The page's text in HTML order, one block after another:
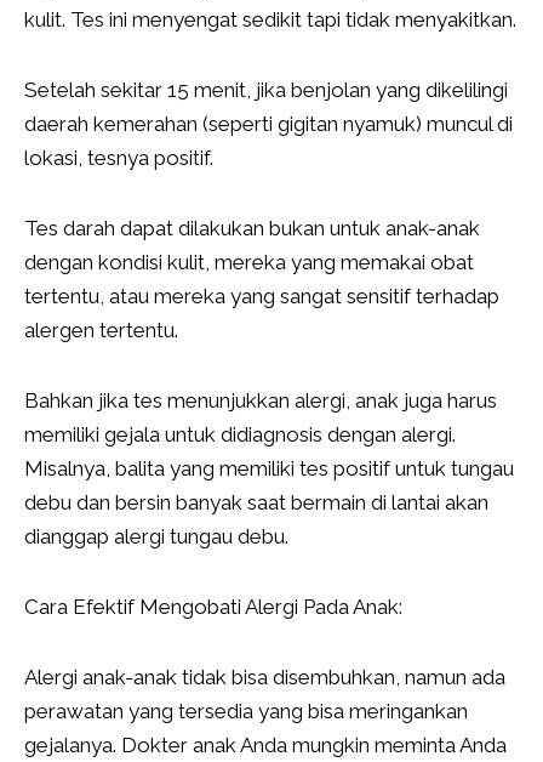
kulit. Tes ini menyengat sedikit tapi tidak menyakitkan.
Setelah sekitar 15 menit, jika benjolan yang dikelilingi
daerah kemerahan (seperti gigitan nyamuk) muncul di
lokasi, tesnya positif.
Tes darah dapat dilakukan bukan untuk anak-anak
dengan kondisi kulit, mereka yang memakai obat
tertentu, atau mereka yang sangat sensitif terhadap
alergen tertentu.
Bahkan jika tes menunjukkan alergi, anak juga harus
memiliki gejala untuk didiagnosis dengan alergi.
Misalnya, balita yang memiliki tes positif untuk tungau
debu dan bersin banyak saat bermain di lantai akan
dianggap alergi tungau debu.
Cara Efektif Mengobati Alergi Pada Anak:
Alergi anak-anak tidak bisa disembuhkan, namun ada
perawatan yang tersedia yang bisa meringankan
gejalanya. Dokter anak Anda mungkin meminta Anda